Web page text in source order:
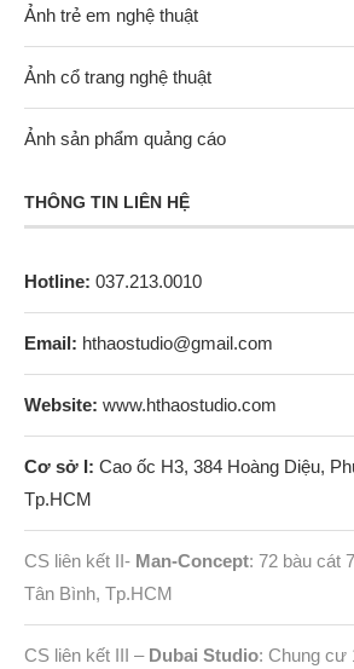
Ảnh trẻ em nghệ thuật
Ảnh cổ trang nghệ thuật
Ảnh sản phẩm quảng cáo
THÔNG TIN LIÊN HỆ
Hotline: 037.213.0010
Email: hthaostudio@gmail.com
Website: www.hthaostudio.com
Cơ sở I: Cao ốc H3, 384 Hoàng Diệu,
Tp.HCM
CS liên kết II- Man-Concept: 72 bàu cát
Tân Bình, Tp.HCM
CS liên kết III – Dubai Studio: Chung cư